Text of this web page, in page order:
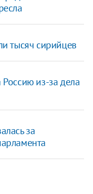
тысяч сирийцев
из-за дела
за